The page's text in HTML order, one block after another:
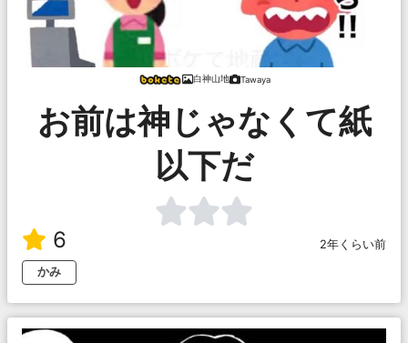
白神山地 Tawaya
お前は神じゃなくて紙
以下だ
6
2年くらい前
かみ